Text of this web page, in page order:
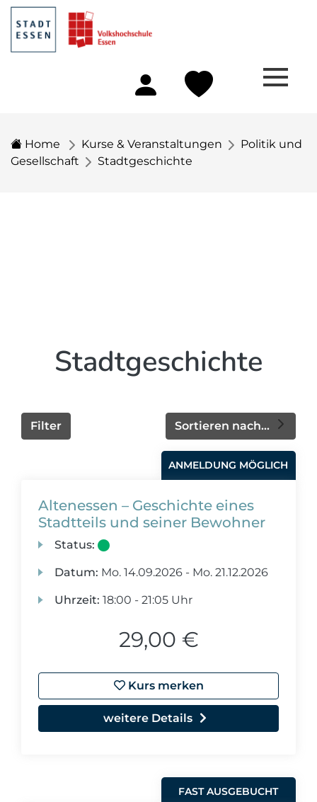
Home Kurse & Veranstaltungen
Politik und
Gesellschaft
Stadtgeschichte
Stadtgeschichte
Sortieren nach...
Filter
ANMELDUNG MÖGLICH
Altenessen – Geschichte eines
Stadtteils und seiner Bewohner
Status:
Datum: Mo. 14.09.2026 - Mo. 21.12.2026
Uhrzeit: 18:00 - 21:05 Uhr
29,00 €
Kurs merken
weitere Details
FAST AUSGEBUCHT